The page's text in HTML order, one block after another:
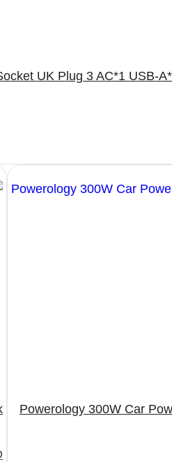
UK Plug 3 AC*1 USB-
Powerology 300W Car